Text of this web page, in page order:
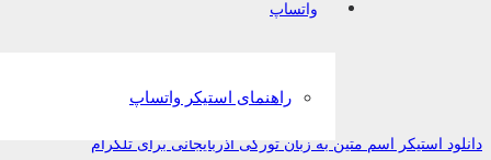
واتساپ
راهنمای استیکر واتساپ
دانلود استیکر اسم متین به زبان تورکی آذربایجانی برای تلگرام